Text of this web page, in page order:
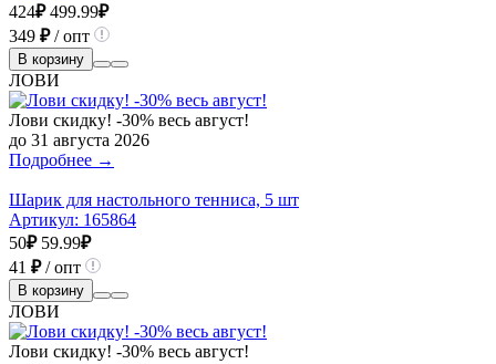
424₽ 499.99₽
349 ₽/ опт
В корзину
ЛОВИ
Лови скидку! -30% весь август!
до 31 августа 2026
Подробнее →
Шарик для настольного тенниса, 5 шт
Артикул: 165864
50₽ 59.99₽
41 ₽/ опт
В корзину
ЛОВИ
Лови скидку! -30% весь август!